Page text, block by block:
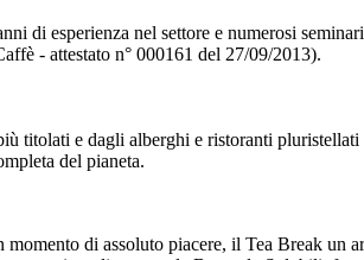
di esperienza nel settore e numerosi
- attestato n° 000161 del 27/09/2013).
titolati e dagli alberghi e ristoranti
del pianeta.
di assoluto piacere, il Tea Break un